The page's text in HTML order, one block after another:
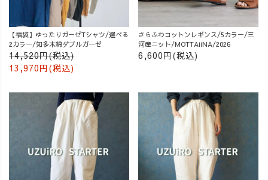
【福袋】ゆったりガーゼTシャツ/選べる
2カラー/知多木綿ダブルガーゼ
14,520円(税込)
13,970円(税込)
さらふわコットンレギンス/5カラー/三
河産ニット/MOTTAiiNA/2026
6,600円(税込)